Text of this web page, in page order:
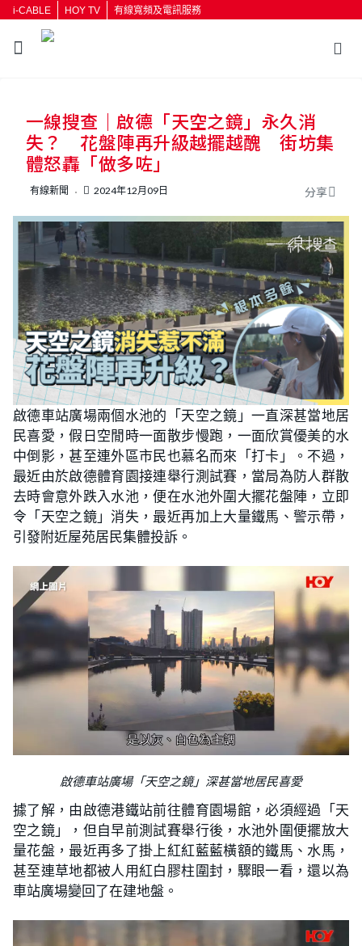
i-CABLE HOY TV 有線寬頻及電訊服務
按輸入鍵開始搜尋
一線搜查｜啟德「天空之鏡」永久消
失？ 花盤陣再升級越擺越醜 街坊集
體怒轟「做多咗」
有線新聞 2024年12月09日 分享
啟德車站廣場兩個水池的「天空之鏡」一直深甚當地居
民喜愛，假日空閒時一面散步慢跑，一面欣賞優美的水
中倒影，甚至連外區市民也慕名而來「打卡」。不過，
最近由於啟德體育園接連舉行測試賽，當局為防人群散
去時會意外跌入水池，便在水池外圍大擺花盤陣，立即
令「天空之鏡」消失，最近再加上大量鐵馬、警示帶，
引發附近屋苑居民集體投訴。
啟德車站廣場「天空之鏡」深甚當地居民喜愛
據了解，由啟德港鐵站前往體育園場館，必須經過「天
空之鏡」，但自早前測試賽舉行後，水池外圍便擺放大
量花盤，最近再多了掛上紅紅藍藍橫額的鐵馬、水馬，
甚至連草地都被人用紅白膠柱圍封，驟眼一看，還以為
車站廣場變回了在建地盤。